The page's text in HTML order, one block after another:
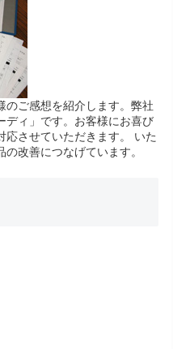
のご感想を紹介します。弊社
ディ」です。お客様にお喜び
応させていただきます。 いた
改善につなげています。